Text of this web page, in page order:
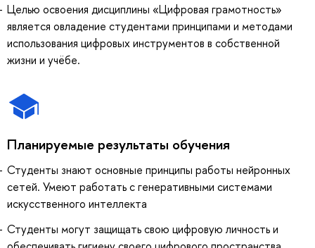
Целью освоения дисциплины «Цифровая грамотность»
является овладение студентами принципами и методами
использования цифровых инструментов в собственной
жизни и учёбе.
Планируемые результаты обучения
Студенты знают основные принципы работы нейронных
сетей. Умеют работать с генеративными системами
искусственного интеллекта
Студенты могут защищать свою цифровую личность и